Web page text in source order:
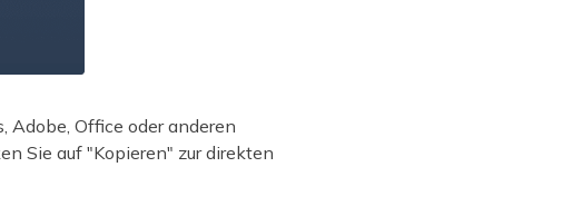
Adobe, Office oder anderen
Sie auf "Kopieren" zur direkten